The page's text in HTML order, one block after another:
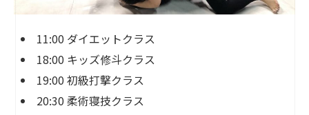
11:00 ダイエットクラス
18:00 キッズ修斗クラス
19:00 初級打撃クラス
20:30 柔術寝技クラス